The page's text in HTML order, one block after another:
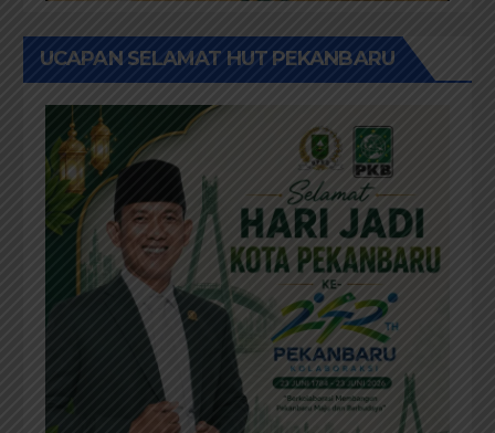
UCAPAN SELAMAT HUT PEKANBARU